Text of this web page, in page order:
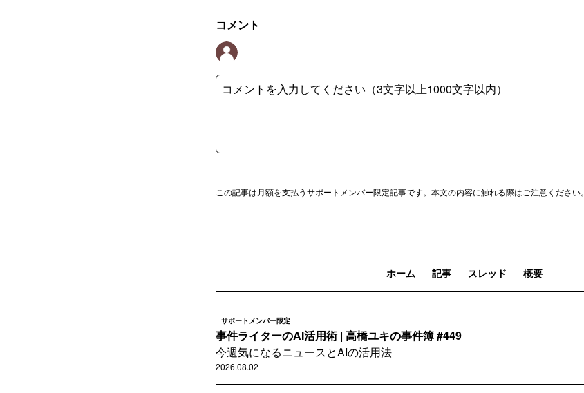
コメント
この記事は月額を支払うサポートメンバー限定記事です。本文の内容に触れる際はご注意ください。
ホーム 記事 スレッド 概要
サポートメンバー限定
事件ライターのAI活用術 | 高橋ユキの事件簿 #449
今週気になるニュースとAIの活用法
2026.08.02